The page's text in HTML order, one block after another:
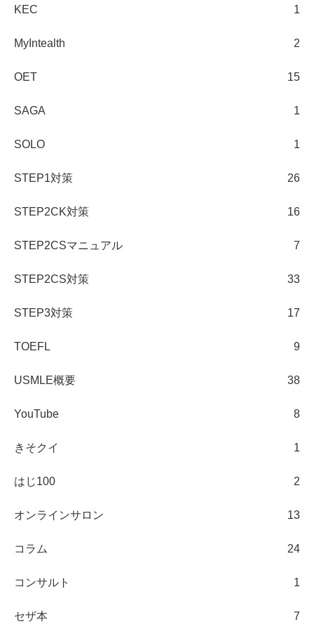
KEC 1
MyIntealth 2
OET 15
SAGA 1
SOLO 1
STEP1対策 26
STEP2CK対策 16
STEP2CSマニュアル 7
STEP2CS対策 33
STEP3対策 17
TOEFL 9
USMLE概要 38
YouTube 8
きそクイ 1
はじ100 2
オンラインサロン 13
コラム 24
コンサルト 1
セザ本 7